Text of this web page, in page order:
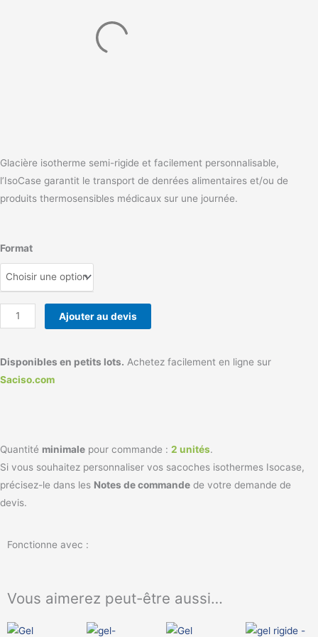
Glacière isotherme semi-rigide et facilement personnalisable,
l’IsoCase garantit le transport de denrées alimentaires et/ou de
produits thermosensibles médicaux sur une journée.
Format
quantité
de
Sacoche
IsoCase
Disponibles en petits lots. Achetez facilement en ligne sur
Saciso.com
Quantité minimale pour commande : 2 unités.
Si vous souhaitez personnaliser vos sacoches isothermes Isocase,
précisez-le dans les Notes de commande de votre demande de
devis.
Fonctionne avec :
Vous aimerez peut-être aussi…
Ce
Ce